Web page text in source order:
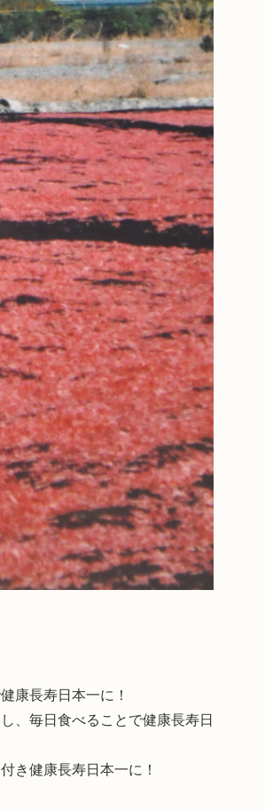
康長寿日本一に！
、毎日食べることで健康長寿日
き健康長寿日本一に！